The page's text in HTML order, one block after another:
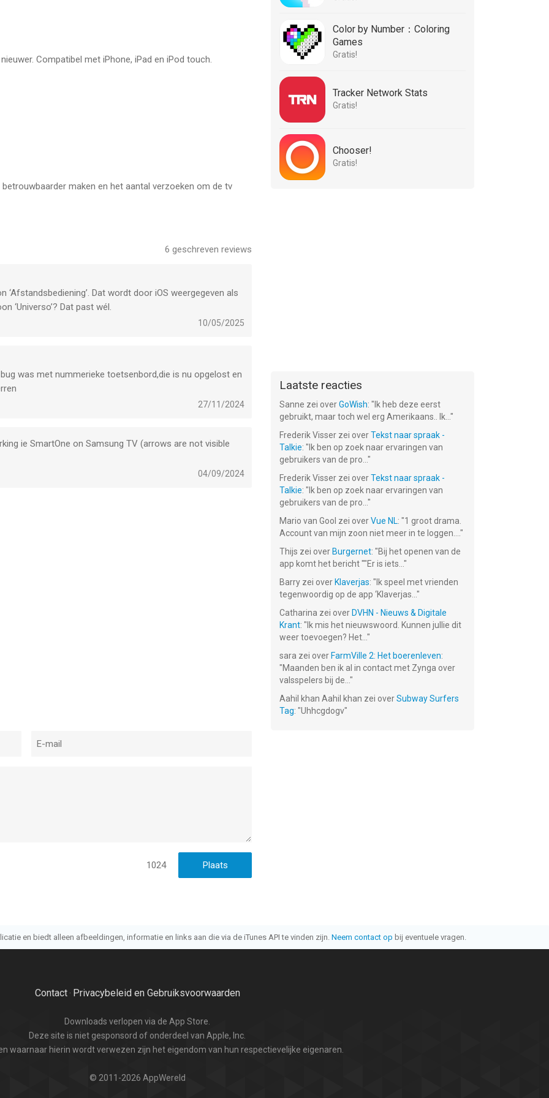
niet op je telefoon.
over.
video.
huidige afspeelpositie.
of gebruik gewoon je stem.
met een tik.
zoals Space Gray, Silver, Gold, Rose Gold en
terugspoelen en vooruitspoelen.
en het numerieke toetsenblok.
afstandsbedieningen voor streamingapparaten kunnen
verbinding met de tv. Er wordt geen IR (infrarood)
detectie om automatisch apparaten op het thuisnetwerk te
je hem zachter vanuit de andere kamer.
Sommige van de hier genoemde functies van de
voor je tv.
Compatibel met iPhone, iPad en iPod touch.
maken en het aantal verzoeken om de tv
6 geschreven reviews
Dat wordt door iOS weergegeven als
‘Universo’? Dat past wél.
10/05/2025
was met nummerieke toetsenbord,die is nu opgelost en
27/11/2024
ie SmartOne on Samsung TV (arrows are not visible
04/09/2024
1024
Color by Number：Coloring
Games
Gratis!
Tracker Network Stats
Gratis!
Chooser!
Gratis!
Laatste reacties
Sanne zei overGoWish: " Ik heb deze eerst
gebruikt, maar toch wel erg Amerikaans.. Ik... "
Frederik Visser zei overTekst naar spraak -
Talkie: " Ik ben op zoek naar ervaringen van
gebruikers van de pro... "
Frederik Visser zei overTekst naar spraak -
Talkie: " Ik ben op zoek naar ervaringen van
gebruikers van de pro... "
Mario van Gool zei overVue NL: "1 groot drama.
Account van mijn zoon niet meer in te loggen.... "
Thijs zei over Burgernet: "Bij het openen van de
app komt het bericht ""Er is iets... "
Barry zei over Klaverjas: " Ik speel met vrienden
tegenwoordig op de app ‘Klaverjas... "
Catharina zei over DVHN - Nieuws & Digitale
Krant: " Ik mis het nieuwswoord. Kunnen jullie dit
weer toevoegen? Het... "
sara zei over FarmVille 2: Het boerenleven:
"Maanden ben ik al in contact met Zynga over
valsspelers bij de... "
Aahil khan Aahil khan zei overSubway Surfers
Tag: "Uhhcgdogv"
en biedt alleen afbeeldingen, informatie en links aan die via de iTunes API te vinden zijn. Neem contact op bij eventuele vragen.
Contact· Privacybeleid en Gebruiksvoorwaarden
Downloads verlopen via de App Store.
Deze site is niet gesponsord of onderdeel van Apple, Inc.
waarnaar hierin wordt verwezen zijn het eigendom van hun respectievelijke eigenaren.
© 2011-2026 AppWereld